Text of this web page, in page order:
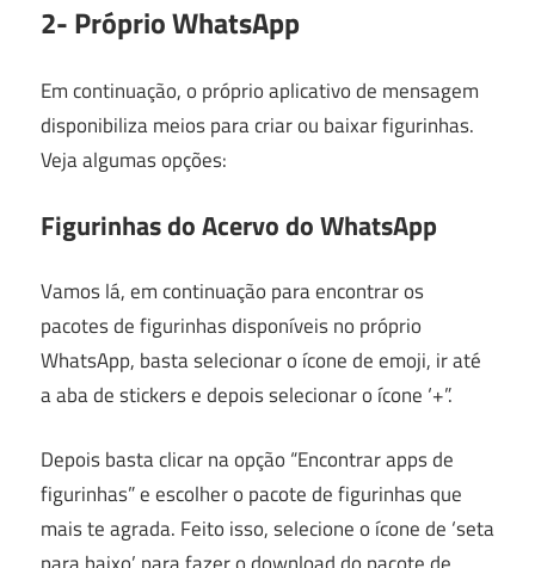
2- Próprio WhatsApp
Em continuação, o próprio aplicativo de mensagem
disponibiliza meios para criar ou baixar figurinhas.
Veja algumas opções:
Figurinhas do Acervo do WhatsApp
Vamos lá, em continuação para encontrar os
pacotes de figurinhas disponíveis no próprio
WhatsApp, basta selecionar o ícone de emoji, ir até
a aba de stickers e depois selecionar o ícone ‘+”.
Depois basta clicar na opção “Encontrar apps de
figurinhas” e escolher o pacote de figurinhas que
mais te agrada. Feito isso, selecione o ícone de ‘seta